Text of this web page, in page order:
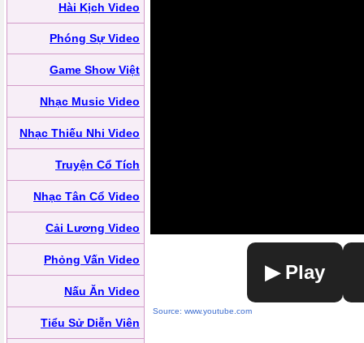
Hài Kịch Video
Phóng Sự Video
Game Show Việt
Nhạc Music Video
Nhạc Thiếu Nhi Video
Truyện Cổ Tích
Nhạc Tân Cổ Video
Cải Lương Video
Phỏng Vấn Video
Nấu Ăn Video
Tiểu Sử Diễn Viên
▶ Play
Source: www.youtube.com